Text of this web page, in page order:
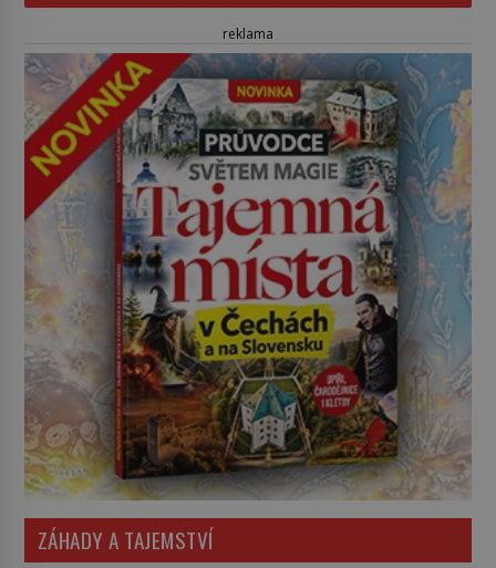
reklama
ZÁHADY A TAJEMSTVÍ